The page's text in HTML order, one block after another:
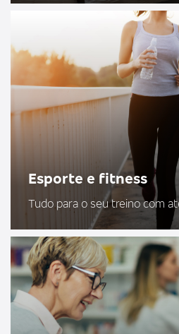
Esporte e fitness
Tudo para o seu treino com